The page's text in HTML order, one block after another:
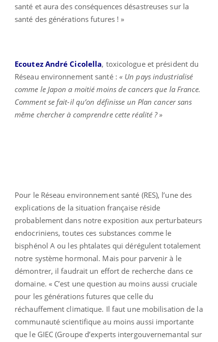
santé et aura des conséquences désastreuses sur la
santé des générations futures ! »
Ecoutez André Cicolella, toxicologue et président du
Réseau environnement santé : « Un pays industrialisé
comme le Japon a moitié moins de cancers que la France.
Comment se fait-il qu’on définisse un Plan cancer sans
même chercher à comprendre cette réalité ? »
Pour le Réseau environnement santé (RES), l’une des
explications de la situation française réside
probablement dans notre exposition aux perturbateurs
endocriniens, toutes ces substances comme le
bisphénol A ou les phtalates qui dérégulent totalement
notre système hormonal. Mais pour parvenir à le
démontrer, il faudrait un effort de recherche dans ce
domaine. « C’est une question au moins aussi cruciale
pour les générations futures que celle du
réchauffement climatique. Il faut une mobilisation de la
communauté scientifique au moins aussi importante
que le GIEC (Groupe d’experts intergouvernemantal sur